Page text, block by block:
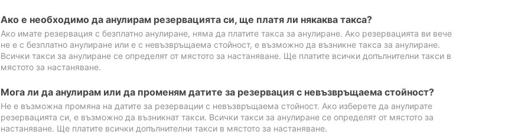
Ако е необходимо да анулирам резервацията си, ще платя ли някаква такса?
Ако имате резервация с безплатно анулиране, няма да платите такса за анулиране. Ако резервацията ви вече
не е с безплатно анулиране или е с невъзвръщаема стойност, е възможно да възникне такса за анулиране.
Всички такси за анулиране се определят от мястото за настаняване. Ще платите всички допълнителни такси в
мястото за настаняване.
Мога ли да анулирам или да променям датите за резервация с невъзвръщаема стойност?
Не е възможна промяна на датите за резервации с невъзвръщаема стойност. Ако изберете да анулирате
резервацията си, е възможно да възникнат такси. Всички такси за анулиране се определят от мястото за
настаняване. Ще платите всички допълнителни такси в мястото за настаняване.